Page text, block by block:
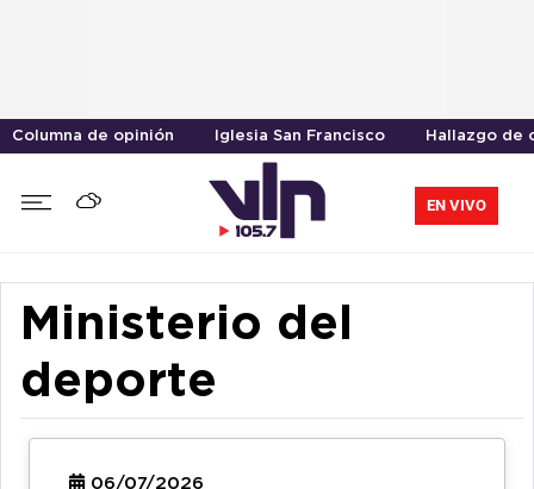
Columna de opinión Iglesia San Francisco Hallazgo de
EN VIVO
Ministerio del
deporte
06/07/2026